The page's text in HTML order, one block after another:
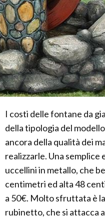
I costi delle fontane da
della tipologia del
ancora della qualità dei
realizzarle. Una
uccellini in metallo, che
centimetri ed alta 48
a 50€. Molto sfruttata è
rubinetto, che si attacca